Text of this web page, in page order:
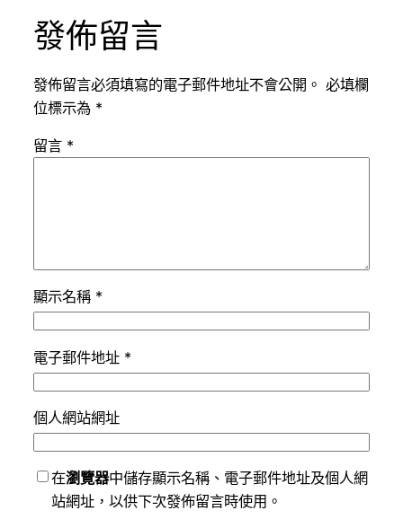
發佈留言
發佈留言必須填寫的電子郵件地址不會公開。 必填欄
位標示為 *
留言 *
顯示名稱 *
電子郵件地址 *
個人網站網址
在瀏覽器中儲存顯示名稱、電子郵件地址及個人網
站網址，以供下次發佈留言時使用。